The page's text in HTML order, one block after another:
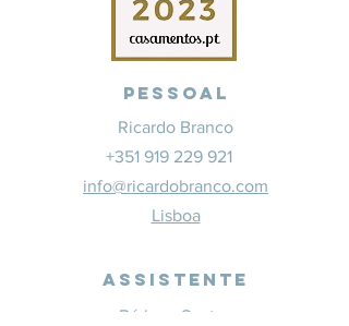
Pessoal
Ricardo Branco
+351 919 229 921
info@ricardobranco.com
Lisboa
Assistente
Bárbara Santos